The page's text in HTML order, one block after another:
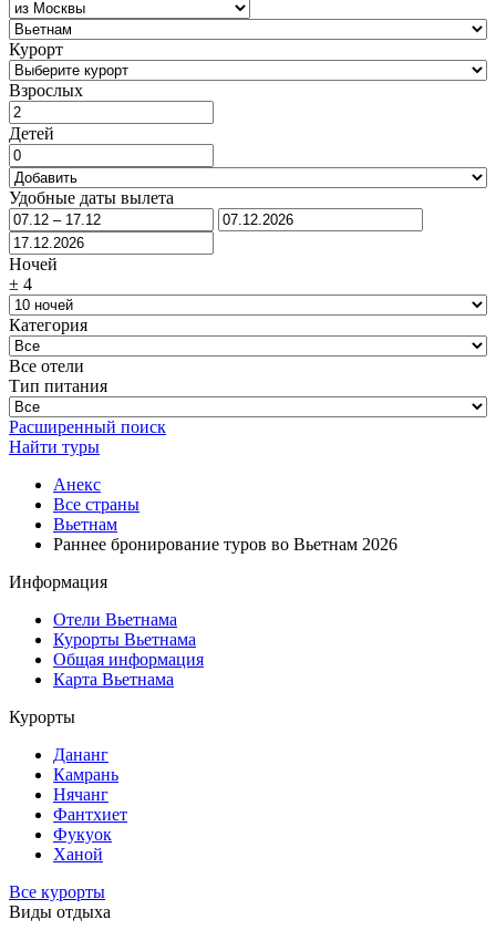
Курорт
Взрослых
Детей
Удобные даты вылета
Ночей
± 4
Категория
Все отели
Тип питания
Расширенный поиск
Найти туры
Анекс
Все страны
Вьетнам
Раннее бронирование туров во Вьетнам 2026
Информация
Отели Вьетнама
Курорты Вьетнама
Общая информация
Карта Вьетнама
Курорты
Дананг
Камрань
Нячанг
Фантхиет
Фукуок
Ханой
Все курорты
Виды отдыха